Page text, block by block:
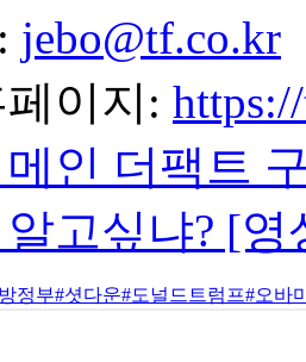
jebo@tf.co.kr
페이지:
메인 더팩트
알고싶냐? [
정부#셧다운#도널드트럼프#오바